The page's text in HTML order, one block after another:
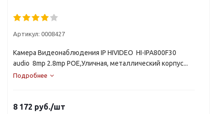
Артикул: 0008427
Камера Видеонаблюдения IP HIVIDEO HI-IPA800F30
audio 8mp 2.8mp POE,Уличная, металлический корпус...
Подробнее
8 172 руб./шт